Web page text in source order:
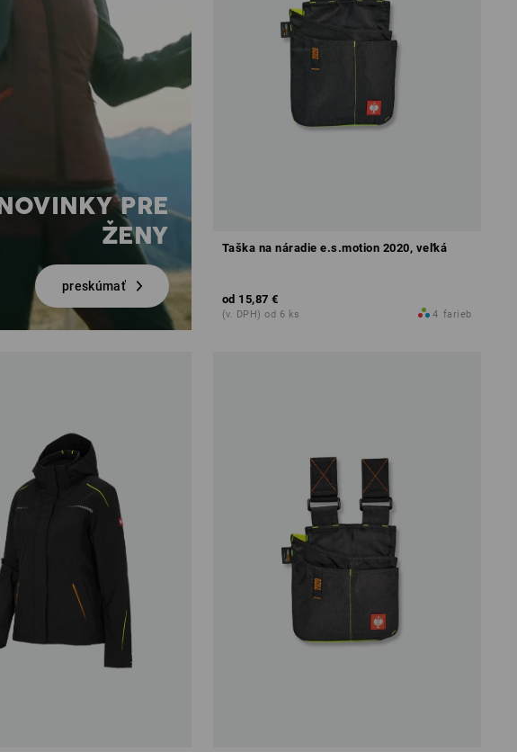
PRE
ŽENY
preskúmať
Taška na náradie e.s.motion 2020, veľká
od 15,87 €
(v. DPH) od 6 ks 4 farieb